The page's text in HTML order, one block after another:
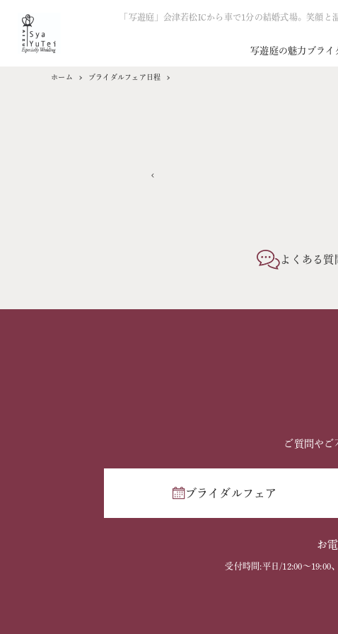
「写遊庭」会津若松ICから車で1分の結婚式場。笑顔と
写遊庭の魅力 ブライ
ホーム ブライダルフェア日程
よくある質
ご質問やご
ブライダルフェア
お
受付時間:平日/12:00～19:00